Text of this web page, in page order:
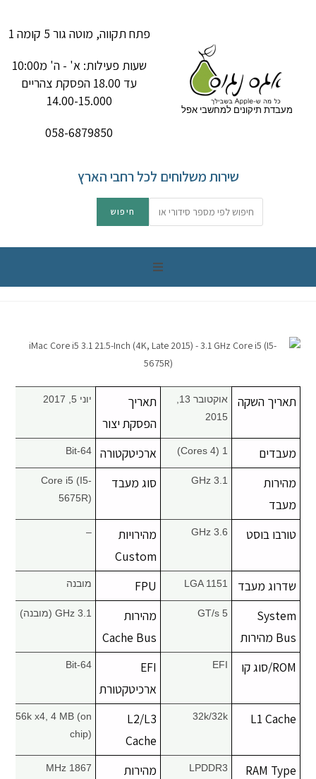
מעבדת תיקונים למחשבי אפל
פתח תקווה, מוטה גור 5 קומה 1
שעות פעילות: א' - ה' מ10:00
עד 18.00 הפסקת צהריים
14.00-15.000
058-6879850
שירות משלוחים לכל רחבי הארץ
מחשבי אפל
אביזרים לApple
חלקים למק | Apple
שירות תיקונים למכשירי אפל
מדריכים
תאריך השקה
2015
תאריך
הפסקת יצור
יוני 5, 2017
מעבדים 1 (4 Cores) ארכיטקטורה 64-Bit
מהירות
מעבד
3.1 GHz סוג מעבד
Core i5 (I5-
5675R)
טורבו בוסט 3.6 GHz
מהירויות
Custom
–
שדרוג מעבד LGA 1151
FPU מובנה
System
Bus מהירות
5 GT/s
מהירות
Cache Bus
3.1 GHz (מובנה)
ROM/סוג קו EFI
EFI
ארכיטקטורת
64-Bit
L1 Cache
32k/32k
L2/L3
Cache
256k x4, 4 MB (on
chip)
RAM Type
LPDDR3
מהירות
1867 MHz